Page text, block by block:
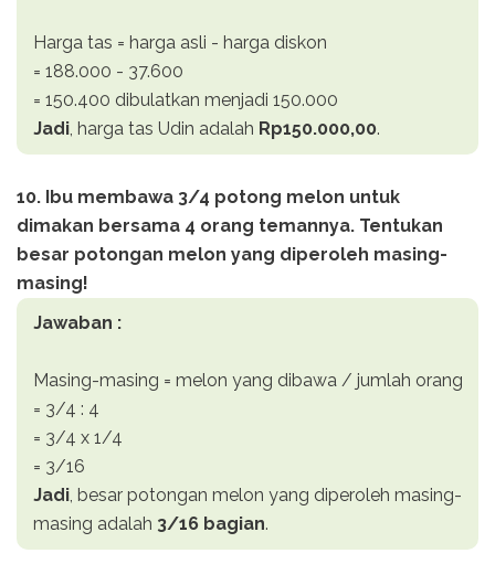
Harga tas = harga asli - harga diskon
= 188.000 - 37.600
= 150.400 dibulatkan menjadi 150.000
Jadi, harga tas Udin adalah Rp150.000,00.
10. Ibu membawa 3/4 potong melon untuk
dimakan bersama 4 orang temannya. Tentukan
besar potongan melon yang diperoleh masing-
masing!
Jawaban :
Masing-masing = melon yang dibawa / jumlah orang
= 3/4 : 4
= 3/4 x 1/4
= 3/16
Jadi, besar potongan melon yang diperoleh masing-
masing adalah 3/16 bagian.